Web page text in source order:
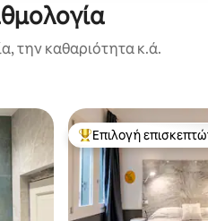
την καθαριότητα κ.ά.
Κορυφαία επιλογή
Επιλογή